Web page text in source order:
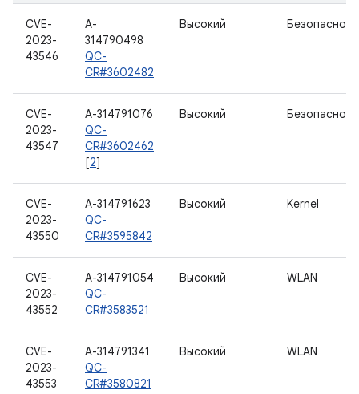
CVE-
2023-
43546
A-
314790498
QC-
CR#3602482
Высокий
CVE-
2023-
43547
A-314791076
QC-
CR#3602462
[2]
Высокий
CVE-
2023-
43550
A-314791623
QC-
CR#3595842
Высокий Kernel
CVE-
2023-
43552
A-314791054
QC-
CR#3583521
Высокий WLAN
CVE-
2023-
43553
A-314791341
QC-
CR#3580821
Высокий WLAN